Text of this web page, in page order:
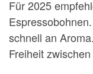
Für 2025
schnell an
Freiheit